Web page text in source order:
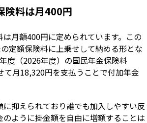
険料は月400円
月額400円に定められています。この
定額保険料に上乗せして納める形とな
度（2026年度）の国民年金保険料
て月18,320円を支払うことで付加年金
抑えられており誰でも加入しやすい反
のように掛金額を自由に増額することは